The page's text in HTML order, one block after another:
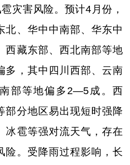
灾害风险。预计4 月份，
北、华中中南部、华东中
西藏东部、西北南部等地
多，其中四川西部、云南
部等地偏多 2—5 成。西
部分地区易出现短时强降
冰雹等强对流天气，存在
险。受降雨过程影响，长